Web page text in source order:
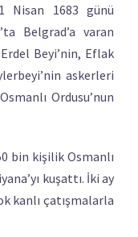
Nisan 1683 günü
Belgrad’a varan
Erdel Beyi’nin, Eflak
askerleri
Ordusu’nun
bin kişilik Osmanlı
kuşattı. İki ay
kanlı çatışmalarla